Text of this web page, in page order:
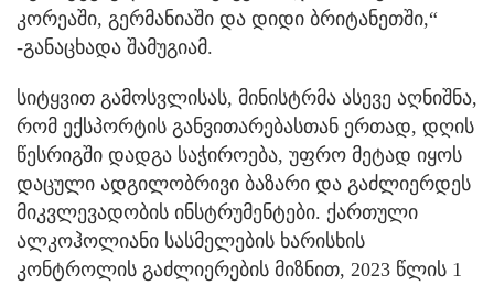
კორეაში, გერმანიაში და დიდი ბრიტანეთში,“
-განაცხადა შამუგიამ.
სიტყვით გამოსვლისას, მინისტრმა ასევე აღნიშნა,
რომ ექსპორტის განვითარებასთან ერთად, დღის
წესრიგში დადგა საჭიროება, უფრო მეტად იყოს
დაცული ადგილობრივი ბაზარი და გაძლიერდეს
მიკვლევადობის ინსტრუმენტები. ქართული
ალკოჰოლიანი სასმელების ხარისხის
კონტროლის გაძლიერების მიზნით, 2023 წლის 1